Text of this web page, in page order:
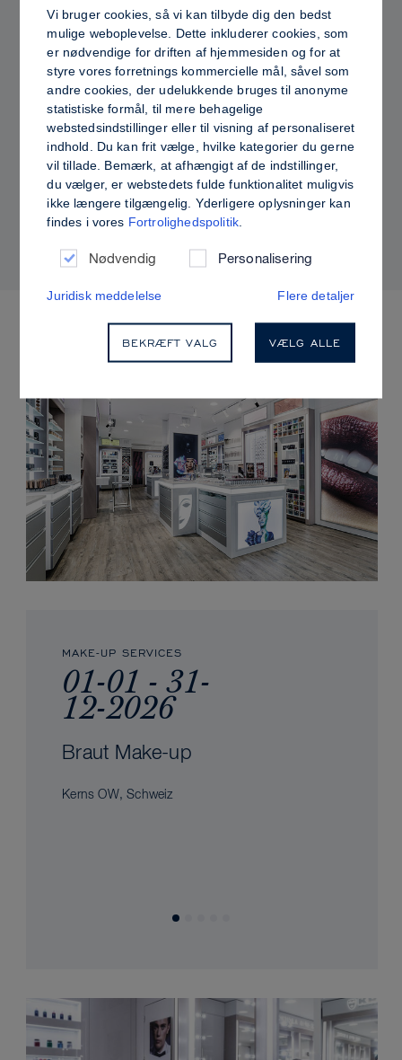
PRO TIPS
Dewy vs. Oily Skin: How to Set Sculpt &
Glow for a Radiant, Shine-Controlled Finish
KOMMENDE ARRANGEMENTER
MAKE-UP SERVICES
01-01 - 31-
12-2026
Braut Make-up
Kerns OW, Schweiz
Vi bruger cookies, så vi kan tilbyde dig den bedst
mulige weboplevelse. Dette inkluderer cookies, som
er nødvendige for driften af hjemmesiden og for at
styre vores forretnings kommercielle mål, såvel som
andre cookies, der udelukkende bruges til anonyme
statistiske formål, til mere behagelige
webstedsindstillinger eller til visning af personaliseret
indhold. Du kan frit vælge, hvilke kategorier du gerne
vil tillade. Bemærk, at afhængigt af de indstillinger,
du vælger, er webstedets fulde funktionalitet muligvis
ikke længere tilgængelig. Yderligere oplysninger kan
findes i vores Fortrolighedspolitik
Nødvendig Personalisering
Juridisk meddelelse Flere detaljer
BEKRÆFT VALG VÆLG ALLE